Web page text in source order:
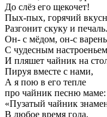
До слёз его щекочет!
Пых-пых, горячий
Разгонит скуку и печаль.
Он- с мёдом, он-с
С чудесным
И пляшет чайник на
Пируя вместе с нами,
А я пою в его тепле
про чайник песню маме:
«Пузатый чайник
В любое время года,